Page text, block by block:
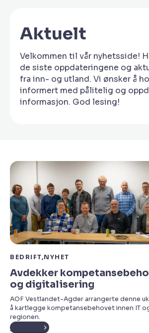
Aktuelt
Velkommen til vår nyhetsside!
de siste oppdateringene og
fra inn- og utland. Vi ønsker å
informert med pålitelig og
informasjon. God lesing!
BEDRIFT NYHET
Avdekker
og digitalisering
AOF Vestlandet-Agder arrangerte denne
å kartlegge kompetansebehovet innen IT
regionen.
Les mer